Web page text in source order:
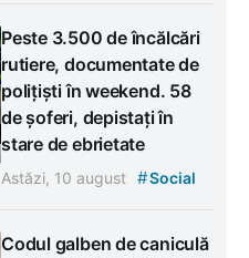
Peste 3.500 de încălcări
rutiere, documentate de
polițiști în weekend. 58
de șoferi, depistați în
stare de ebrietate
Astăzi, 10 august #Social
Codul galben de caniculă